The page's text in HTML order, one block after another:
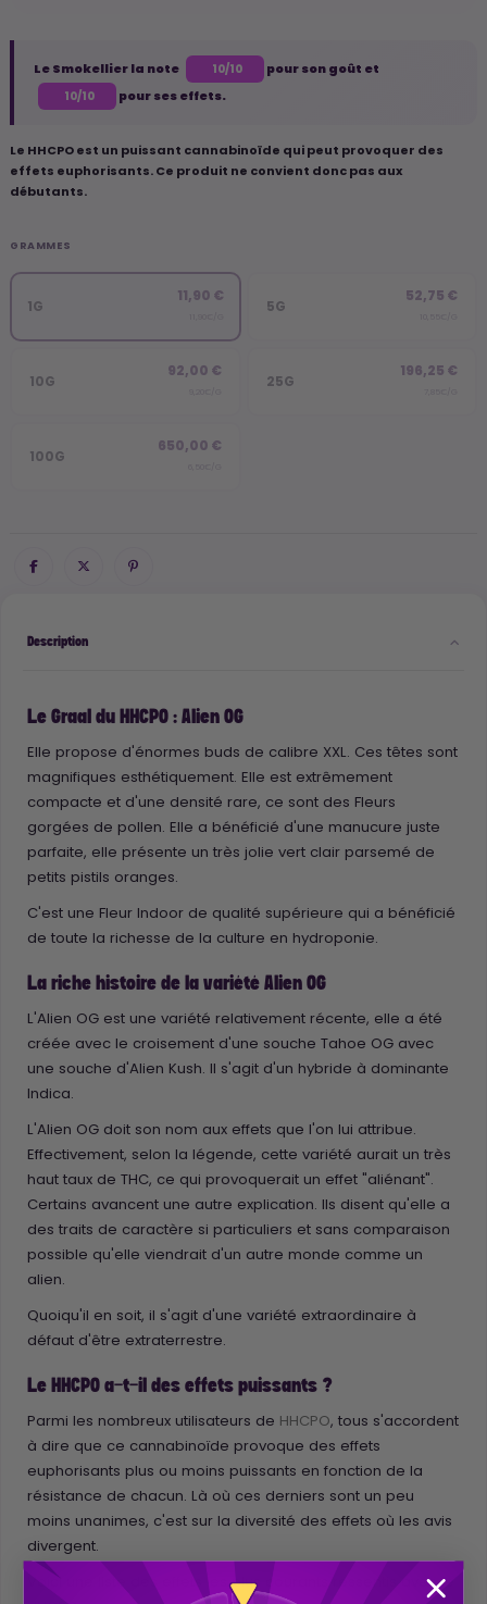
Le Smokellier la note 10/10 pour son goût et
10/10 pour ses effets.
Le HHCPO est un puissant cannabinoïde qui peut provoquer des
effets euphorisants. Ce produit ne convient donc pas aux
débutants.
GRAMMES
1G
11,90 €
5G
52,75 €
10G
92,00 €
25G
196,25 €
100G
650,00 €
Description
Le Graal du HHCPO : Alien OG
Elle propose d'énormes buds de calibre XXL. Ces têtes sont
magnifiques esthétiquement. Elle est extrêmement
compacte et d'une densité rare, ce sont des Fleurs
gorgées de pollen. Elle a bénéficié d'une manucure juste
parfaite, elle présente un très jolie vert clair parsemé de
petits pistils oranges.
C'est une Fleur Indoor de qualité supérieure qui a bénéficié
de toute la richesse de la culture en hydroponie.
La riche histoire de la variété Alien OG
L'Alien OG est une variété relativement récente, elle a été
créée avec le croisement d'une souche Tahoe OG avec
une souche d'Alien Kush. Il s'agit d'un hybride à dominante
Indica.
L'Alien OG doit son nom aux effets que l'on lui attribue.
Effectivement, selon la légende, cette variété aurait un très
haut taux de THC, ce qui provoquerait un effet "aliénant".
Certains avancent une autre explication. Ils disent qu'elle a
des traits de caractère si particuliers et sans comparaison
possible qu'elle viendrait d'un autre monde comme un
alien.
Quoiqu'il en soit, il s'agit d'une variété extraordinaire à
défaut d'être extraterrestre.
Le HHCPO a-t-il des effets puissants ?
Parmi les nombreux utilisateurs de HHCPO, tous s'accordent
à dire que ce cannabinoïde provoque des effets
euphorisants plus ou moins puissants en fonction de la
résistance de chacun. Là où ces derniers sont un peu
moins unanimes, c'est sur la diversité des effets où les avis
divergent.
Voici une liste des effets les plus courants ressentis avec le